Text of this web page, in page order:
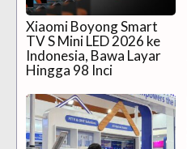
Xiaomi Boyong Smart
TV S Mini LED 2026 ke
Indonesia, Bawa Layar
Hingga 98 Inci